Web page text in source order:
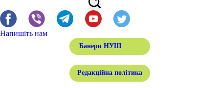
Напишіть нам
Банери НУШ
Редакційна політика